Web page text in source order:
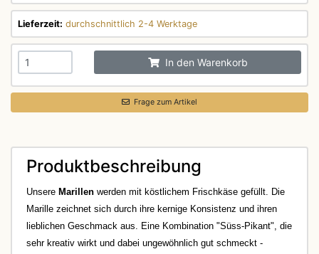
Lieferzeit: durchschnittlich 2-4 Werktage
In den Warenkorb
Frage zum Artikel
Produktbeschreibung
Unsere Marillen werden mit köstlichem Frischkäse gefüllt. Die
Marille zeichnet sich durch ihre kernige Konsistenz und ihren
lieblichen Geschmack aus. Eine Kombination "Süss-Pikant", die
sehr kreativ wirkt und dabei ungewöhnlich gut schmeckt -